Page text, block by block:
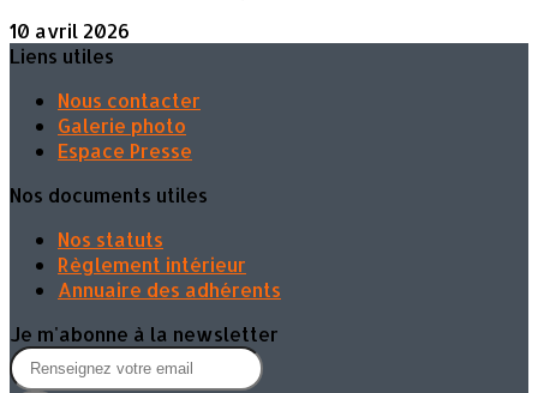
10 avril 2026
Liens utiles
Nous contacter
Galerie photo
Espace Presse
Nos documents utiles
Nos statuts
Règlement intérieur
Annuaire des adhérents
Je m'abonne à la newsletter